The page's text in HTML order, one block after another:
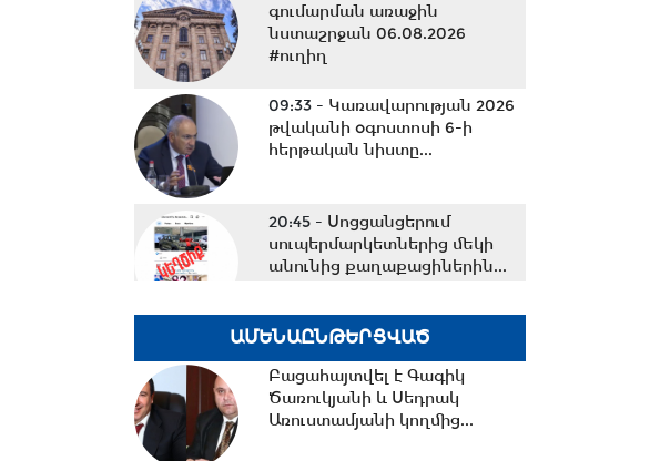
գումարման առաջին
նստաշրջան 06.08.2026
#ուղիղ
09:33 - Կառավարության 2026
թվականի օգոստոսի 6-ի
հերթական նիստը...
20:45 - Սոցցանցերում
սուպերմարկետներից մեկի
անունից քաղաքացիներին...
20:43 -Ալեն Սիմոնյանը
շնորհավորել է ԱԺ իններորդ
գումարման
պատգամավորներին...
ԱՄԵՆԱԸՆԹԵՐՑՎԱԾ
Բացահայտվել է Գագիկ
Ծառուկյանի և Սեդրակ
Առուստամյանի կողմից...